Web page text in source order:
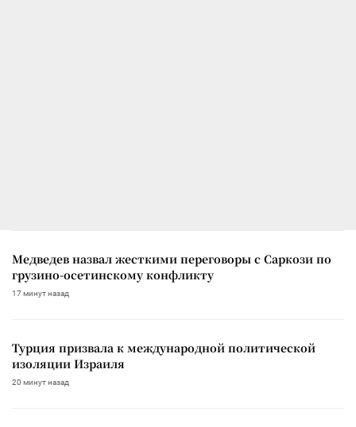
Медведев назвал жесткими переговоры с Саркози по
грузино-осетинскому конфликту
17 минут назад
Турция призвала к международной политической
изоляции Израиля
20 минут назад